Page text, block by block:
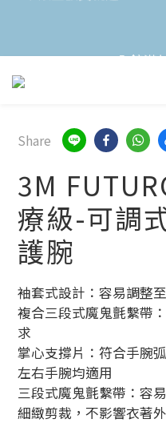
全館滿
全館滿
不限金額買就送3M
全館滿
Share
3M
療級-可調
護腕
袖套式設計：容易調整
複合三段式魔鬼氈繫帶
求
掌心支撐片：符合手腕
左右手腕均適用
三段式魔鬼氈繫帶：容
細緻剪裁，不影響衣著